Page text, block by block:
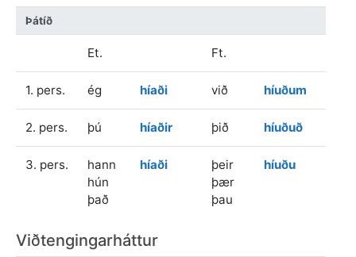
Þátíð
Et. Ft.
1. pers. ég híaði við híuðum
2. pers. þú híaðir þið híuðuð
3. pers.
hann
hún
það
híaði
þeir
þær
þau
híuðu
Viðtengingarháttur